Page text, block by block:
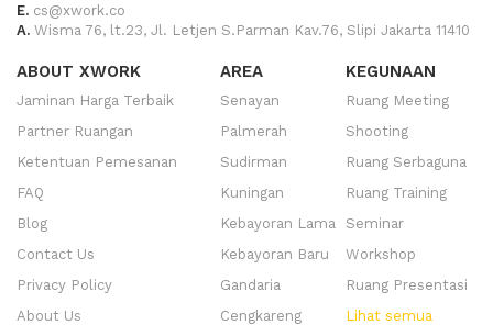
E. cs@xwork.co
A. Wisma 76, lt.23, Jl. Letjen S.Parman Kav.76, Slipi Jakarta 11410
ABOUT XWORK
Jaminan Harga Terbaik
Partner Ruangan
Ketentuan Pemesanan
FAQ
Blog
Contact Us
Privacy Policy
About Us
AREA
Senayan
Palmerah
Sudirman
Kuningan
Kebayoran Lama
Kebayoran Baru
Gandaria
Cengkareng
KEGUNAAN
Ruang Meeting
Shooting
Ruang Serbaguna
Ruang Training
Seminar
Workshop
Ruang Presentasi
Lihat semua